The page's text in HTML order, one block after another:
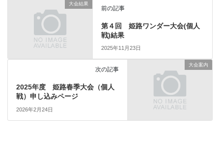
大会結果
前の記事
第４回 姫路ワンダー大会(個人
戦)結果
2025年11月23日
大会案内
次の記事
2025年度 姫路春季大会（個人
戦）申し込みページ
2026年2月24日